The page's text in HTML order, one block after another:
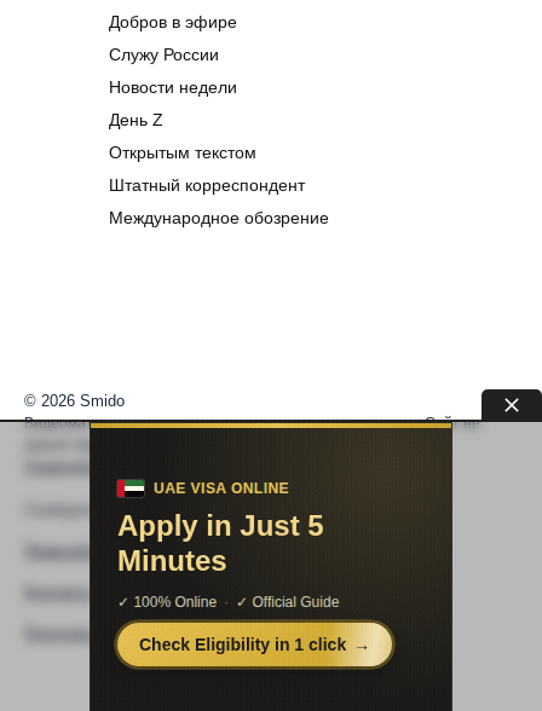
Добров в эфире
Служу России
Новости недели
День Z
Открытым текстом
Штатный корреспондент
Международное обозрение
© 2026 Smido
Видеоматериалы встраиваются из открытых источников. Сайт не
Видео не работает
Правообладателям
Политика конфиденциальности